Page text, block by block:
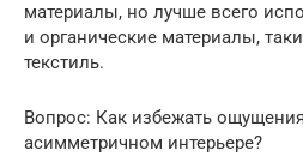
материалы, но лучше всего
и органические материалы,
текстиль.
Вопрос: Как избежать
асимметричном интерьере?